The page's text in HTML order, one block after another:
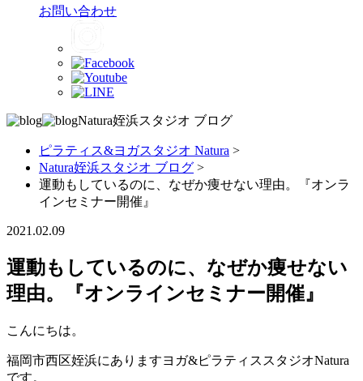
お問い合わせ
Natura姪浜スタジオ ブログ
ピラティス&ヨガスタジオ Natura >
Natura姪浜スタジオ ブログ >
運動もしているのに、なぜか痩せない理由。『オンラ
インセミナー開催』
2021.02.09
運動もしているのに、なぜか痩せない
理由。『オンラインセミナー開催』
こんにちは。
福岡市西区姪浜にありますヨガ&ピラティススタジオNatura
です。